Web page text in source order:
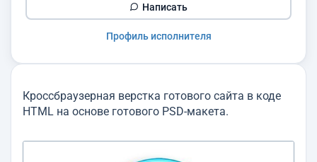
Кроссбраузерная верстка готового сайта в коде
HTML на основе готового PSD-макета.
Написать
Профиль исполнителя